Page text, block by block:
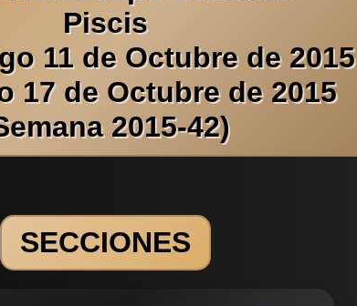
Piscis
11 de Octubre de 2015
17 de Octubre de 2015
2015-42)
SECCIONES